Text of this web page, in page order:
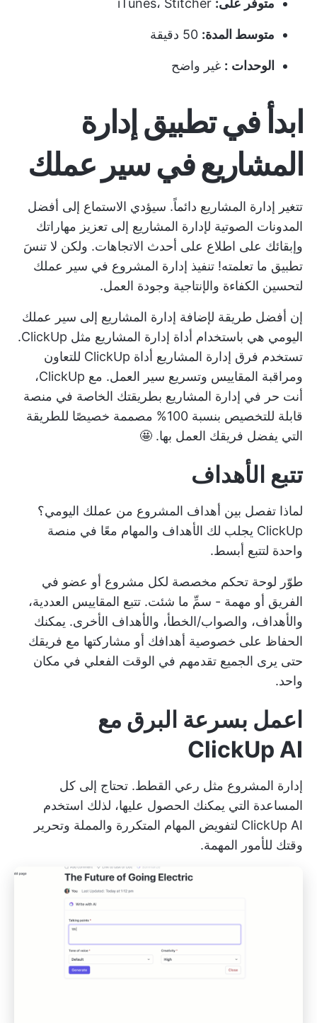
متوفر على:
متوسط المدة:
الوحدات : غير واضح
ابدأ في تطبيق إدارة
المشاريع في سير عملك
تتغير إدارة المشاريع دائماً. سيؤدي الاستماع إلى أفضل
المدونات الصوتية لإدارة المشاريع إلى تعزيز مهاراتك
وإبقائك على اطلاع على أحدث الاتجاهات. ولكن لا تنسَ
تطبيق ما تعلمته! تنفيذ إدارة المشروع في سير عملك
لتحسين الكفاءة والإنتاجية وجودة العمل.
إن أفضل طريقة لإضافة إدارة المشاريع إلى سير عملك
اليومي هي باستخدام أداة إدارة المشاريع مثل ClickUp.
تستخدم فرق إدارة المشاريع أداة ClickUp
للتعاون
ومراقبة المقاييس وتسريع سير العمل. مع ClickUp،
أنت حر في إدارة المشاريع بطريقتك الخاصة في منصة
قابلة للتخصيص بنسبة 100% مصممة خصيصًا للطريقة
التي يفضل فريقك العمل بها. 🤩
تتبع الأهداف
لماذا تفصل بين أهداف المشروع من عملك اليومي؟
ClickUp يجلب لك
الأهداف والمهام معًا في منصة
واحدة لتتبع أبسط.
طوّر لوحة تحكم مخصصة لكل مشروع أو عضو في
الفريق أو مهمة - سمِّ ما شئت. تتبع المقاييس العددية،
والأهداف، والصواب/الخطأ، والأهداف الأخرى. يمكنك
الحفاظ على خصوصية أهدافك أو مشاركتها مع فريقك
حتى يرى الجميع تقدمهم في الوقت الفعلي في مكان
واحد.
اعمل بسرعة البرق مع
ClickUp AI
إدارة المشروع مثل رعي القطط. تحتاج إلى كل
المساعدة التي يمكنك الحصول عليها، لذلك استخدم
ClickUp AI لتفويض المهام المتكررة والمملة وتحرير
وقتك للأمور المهمة.